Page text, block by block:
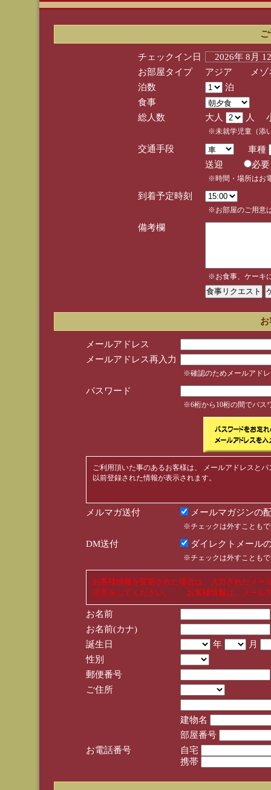
チェックイン日
2026年 8月
お部屋タイプ
アジア メゾネ
泊数
泊
食事
総人数
大人 人
※未就学児童（添
交通手段
車種
送迎
※時間・場所はお
到着予定時刻
※お部屋のご用意
備考欄
※お食事、ケーキ
メールアドレス
メールアドレス再入力
※確認のためメールアド
パスワード
※6桁から10桁の間でパス
ご利用頂いた事のあるお客様は、 メールアドレスと
以前登録された情報が表示されます。
メルマガ送付 メールマガジンの
※チェックは外すことも
DM送付 ダイレクトメール
※チェックは外すことも
お客様情報を変更された場合は、入力されたメ
注意をしてください。 お客様情報は、メール
お名前
お名前(カナ)
誕生日
年
月
性別
郵便番号
ご住所
建物名
部屋番号
お電話番号
自宅
携帯